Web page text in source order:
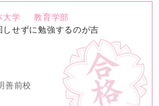
大学
教育学部
しせずに勉強するのが吉
善前校